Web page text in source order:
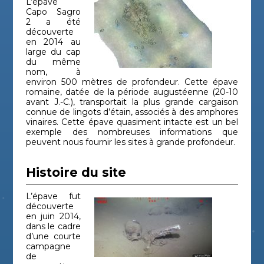
navire
Le Caducée
(Bugho 2)
Autre
gisement
Antiquité
Les barges
de la bataille
de
Pietracorbara
Épave de
navire
Période
contemporaine
Liban
Épave de
navire
Période
contemporaine
Macinaggio 1
Épave de
navire
Antiquité
Madrague de
Giens
Épave de
navire
Mortella 2
navire
moderne
Mortella 3
Épave de
navire
Période
moderne
Ouest
Épave de
Antiquité
Capo Sagro
2 a été
découverte
en 2014 au
large du cap
du même
nom, à
environ 500 mètres de profondeur. Cette épave
romaine, datée de la période augustéenne (20-10
avant J.-C.), transportait la plus grande cargaison
connue de lingots d’étain, associés à des amphores
vinaires. Cette épave quasiment intacte est un bel
exemple des nombreuses informations que
peuvent nous fournir les sites à grande profondeur.
Histoire du site
L’épave fut
découverte
en juin 2014,
dans le cadre
d’une courte
campagne
de